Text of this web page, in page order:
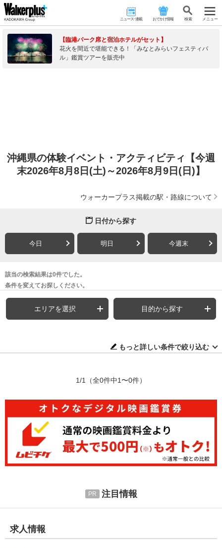
ニュース･連載 おでかけ情報 検 索 メニュー
【臨港パーク席と宿泊ホテルがセット】
花火を間近で堪能できる！「みなとみらいフェスティバ
ル」鑑賞ツアーを販売中
沖縄県の体験イベント・アクティビティ【今週
末2026年8月8日(土)～2026年8月9日(日)】
ウォーカープラス掲載の駅・路線について
日付から探す
今日 明日 今週末
該当の検索結果は0件でした。
条件を変えてお探しください。
エリアを選択 目的から探す
もっと詳しい条件で絞り込む
1/1 （全0件中1〜0件）
注目情報
求人情報